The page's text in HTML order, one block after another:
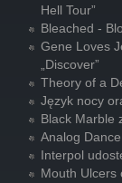
Hell Tour”
Bleached -
Gene Loves
„Discover”
Theory of a
Język nocy
Black Marble
Analog
Interpol
Mouth Ulcers